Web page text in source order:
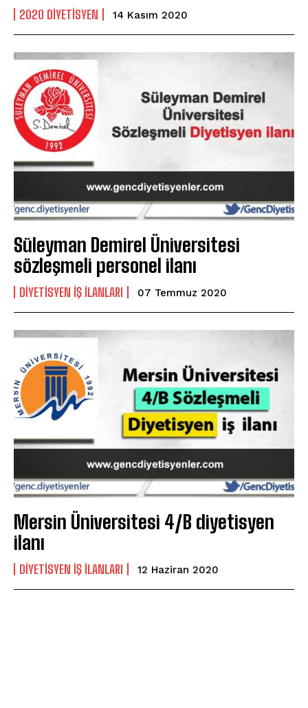
2020 DIYETISYEN 14 Kasım 2020
Süleyman Demirel Üniversitesi
sözleşmeli personel ilanı
DIYETISYEN IŞ ILANLARI 07 Temmuz 2020
Mersin Üniversitesi 4/B diyetisyen
ilanı
DIYETISYEN IŞ ILANLARI 12 Haziran 2020